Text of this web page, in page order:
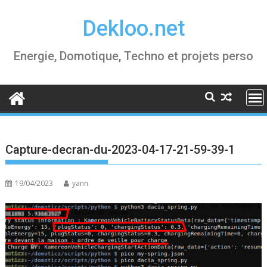
Dekloo.net
Energie, Domotique, Techno et projets perso
Capture-decran-du-2023-04-17-21-59-39-1
19/04/2023 yann